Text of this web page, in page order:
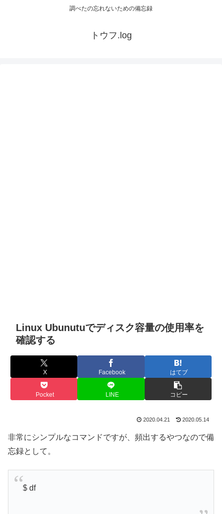
調べたの忘れないための備忘録
トウフ.log
Linux Ubunutuでディスク容量の使用率を
確認する
X Facebook はてブ
Pocket LINE コピー
2020.04.21 2020.05.14
非常にシンプルなコマンドですが、頻出するやつなので備
忘録として。
$ df